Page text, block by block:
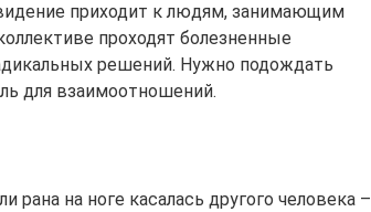
приходит к людям, занимающим
проходят болезненные
решений. Нужно подождать
для взаимоотношений.
рана на ноге касалась другого человека –